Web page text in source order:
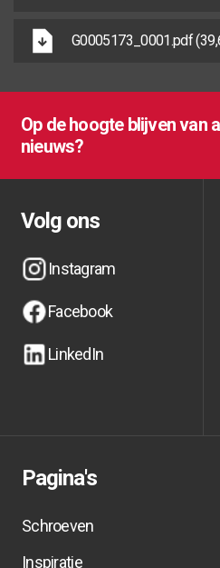
G0005173_0001.pdf
Op de hoogte blijven van
nieuws?
Volg ons
Instagram
Instagram
Instagram
Facebook
Facebook
Facebook
LinkedIn
Pagina's
Schroeven
Inspiratie